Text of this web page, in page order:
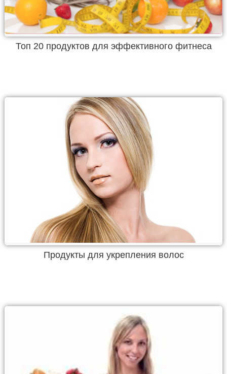
Топ 20 продуктов для эффективного фитнеса
Продукты для укрепления волос